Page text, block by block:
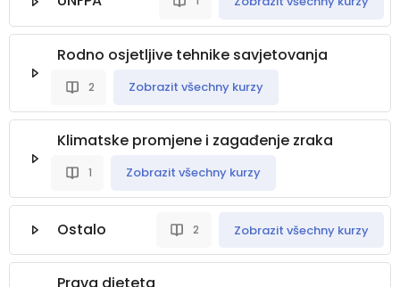
Rodno osjetljive tehnike savjetovanja
2 Zobrazit všechny kurzy
Klimatske promjene i zagađenje zraka
1 Zobrazit všechny kurzy
Ostalo 2 Zobrazit všechny kurzy